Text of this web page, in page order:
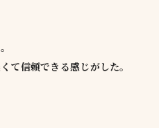
て信頼できる感じがした。